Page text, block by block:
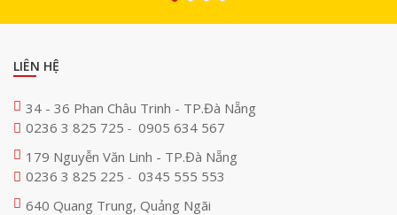
LIÊN HỆ
34 - 36 Phan Châu Trinh - TP.Đà Nẵng
0236 3 825 725 - 0905 634 567
179 Nguyễn Văn Linh - TP.Đà Nẵng
0236 3 825 225 - 0345 555 553
640 Quang Trung, Quảng Ngãi